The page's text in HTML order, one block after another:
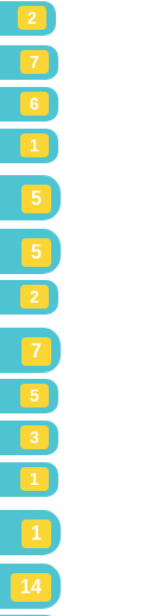
2
7
6
1
5
5
2
7
5
3
1
1
14